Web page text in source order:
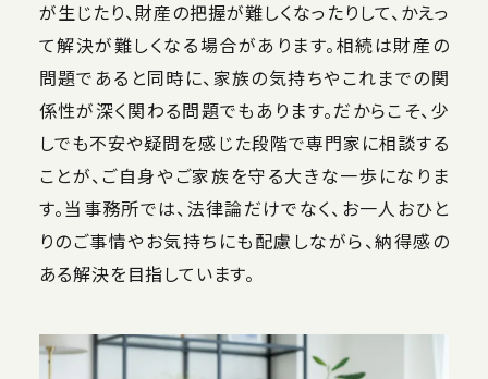
が生じたり、財産の把握が難しくなったりして、かえっ
て解決が難しくなる場合があります。相続は財産の
問題であると同時に、家族の気持ちやこれまでの関
係性が深く関わる問題でもあります。だからこそ、少
しでも不安や疑問を感じた段階で専門家に相談する
ことが、ご自身やご家族を守る大きな一歩になりま
す。当事務所では、法律論だけでなく、お一人おひと
りのご事情やお気持ちにも配慮しながら、納得感の
ある解決を目指しています。